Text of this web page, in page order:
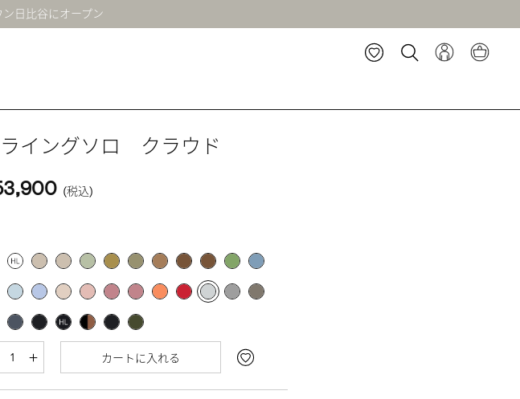
日比谷にオープン
イングソロ クラウド
(税込)
カートに入れる